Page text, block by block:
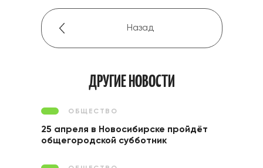
Назад
ДРУГИЕ НОВОСТИ
ОБЩЕСТВО
25 апреля в Новосибирске пройдёт
общегородской субботник